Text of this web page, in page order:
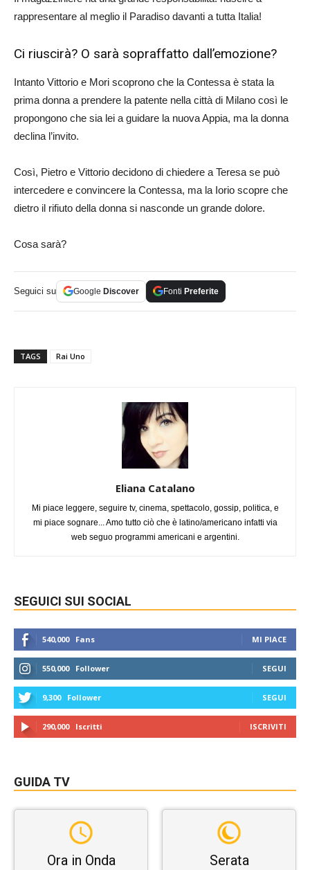
rappresentare al meglio il Paradiso davanti a tutta Italia!
Ci riuscirà? O sarà sopraffatto dall’emozione?
Intanto Vittorio e Mori scoprono che la Contessa è stata la
prima donna a prendere la patente nella città di Milano così le
propongono che sia lei a guidare la nuova Appia, ma la donna
declina l’invito.
Così, Pietro e Vittorio decidono di chiedere a Teresa se può
intercedere e convincere la Contessa, ma la Iorio scopre che
dietro il rifiuto della donna si nasconde un grande dolore.
Cosa sarà?
Seguici su Google Discover Fonti Preferite
TAGS Rai Uno
Eliana Catalano
Mi piace leggere, seguire tv, cinema, spettacolo, gossip, politica, e
mi piace sognare... Amo tutto ciò che è latino/americano infatti via
web seguo programmi americani e argentini.
SEGUICI SUI SOCIAL
540,000 Fans MI PIACE
550,000 Follower SEGUI
9,300 Follower SEGUI
290,000 Iscritti ISCRIVITI
GUIDA TV
Ora in Onda Serata